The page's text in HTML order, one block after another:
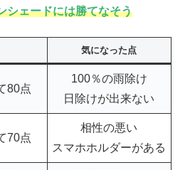
シェードには勝てなそう
気になった点
80点
100％の雨除け
日除けが出来ない
70点
相性の悪い
スマホホルダーがある